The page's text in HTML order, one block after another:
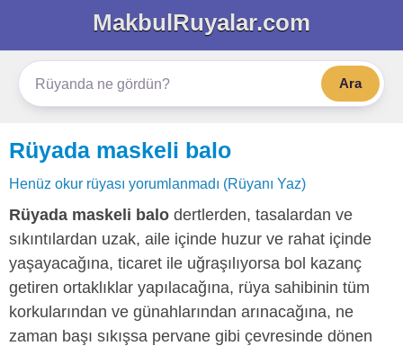
MakbulRuyalar.com
Ara
Rüyada maskeli balo
Henüz okur rüyası yorumlanmadı (Rüyanı Yaz)
Rüyada maskeli balo dertlerden, tasalardan ve
sıkıntılardan uzak, aile içinde huzur ve rahat içinde
yaşayacağına, ticaret ile uğraşılıyorsa bol kazanç
getiren ortaklıklar yapılacağına, rüya sahibinin tüm
korkularından ve günahlarından arınacağına, ne
zaman başı sıkışsa pervane gibi çevresinde dönen